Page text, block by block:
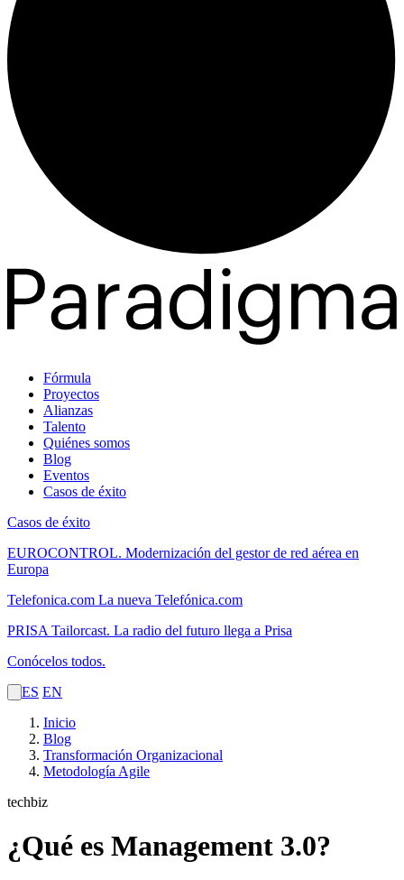
Fórmula
Proyectos
Alianzas
Talento
Quiénes somos
Blog
Eventos
Casos de éxito
Casos de éxito
EUROCONTROL. Modernización del gestor de red aérea en
Europa
Telefonica.com La nueva Telefónica.com
PRISA Tailorcast. La radio del futuro llega a Prisa
Conócelos todos.
ES EN
Inicio
Blog
Transformación Organizacional
Metodología Agile
techbiz
¿Qué es Management 3.0?